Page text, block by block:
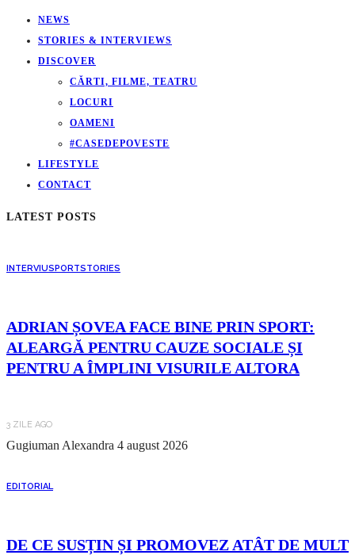
NEWS
STORIES & INTERVIEWS
DISCOVER
CĂRTI, FILME, TEATRU
LOCURI
OAMENI
#CASEDEPOVESTE
LIFESTYLE
CONTACT
LATEST POSTS
INTERVIUSPORTSTORIES
ADRIAN ȘOVEA FACE BINE PRIN SPORT:
ALEARGĂ PENTRU CAUZE SOCIALE ȘI
PENTRU A ÎMPLINI VISURILE ALTORA
3 ZILE AGO
Gugiuman Alexandra 4 august 2026
EDITORIAL
DE CE SUSȚIN ȘI PROMOVEZ ATÂT DE MULT